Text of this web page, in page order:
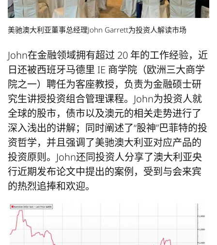
美驰澳大利亚董事总经理John Garrett为投资人解读市场
John在金融领域拥有超过 20 年的工作经验，近
日还被西班牙马德里 IE 商学院（欧洲三大商学
院之一）聘任为客座教授，负责为金融硕士研
究生讲授投资组合管理课程。John为投资人就
全球的股市，债市以及澳元的相关走势进行了
深入浅出的讲解；同时阐述了“股神”巴菲特的投
资哲学，并且强调了美驰澳大利亚对应产品的
投资原则。John还同投资人分享了澳大利亚央
行近期发布论文中提出的案例，受到与会来宾
的热烈追捧和欢迎。